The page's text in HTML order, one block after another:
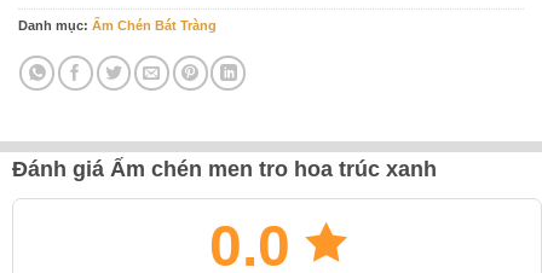
Danh mục: Ấm Chén Bát Tràng
Đánh giá Ấm chén men tro hoa trúc xanh
0.0